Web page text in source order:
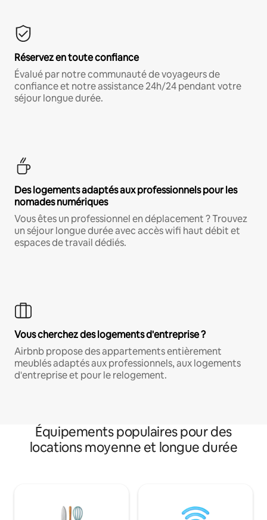
Réservez en toute confiance
Évalué par notre communauté de voyageurs de
confiance et notre assistance 24h/24 pendant votre
séjour longue durée.
Des logements adaptés aux professionnels pour les
nomades numériques
Vous êtes un professionnel en déplacement ? Trouvez
un séjour longue durée avec accès wifi haut débit et
espaces de travail dédiés.
Vous cherchez des logements d'entreprise ?
Airbnb propose des appartements entièrement
meublés adaptés aux professionnels, aux logements
d'entreprise et pour le relogement.
Équipements populaires pour des
locations moyenne et longue durée